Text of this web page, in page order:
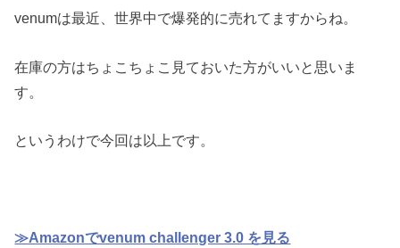
venumは最近、世界中で爆発的に売れてますからね。
在庫の方はちょこちょこ見ておいた方がいいと思いま
す。
というわけで今回は以上です。
≫Amazonでvenum challenger 3.0 を見る